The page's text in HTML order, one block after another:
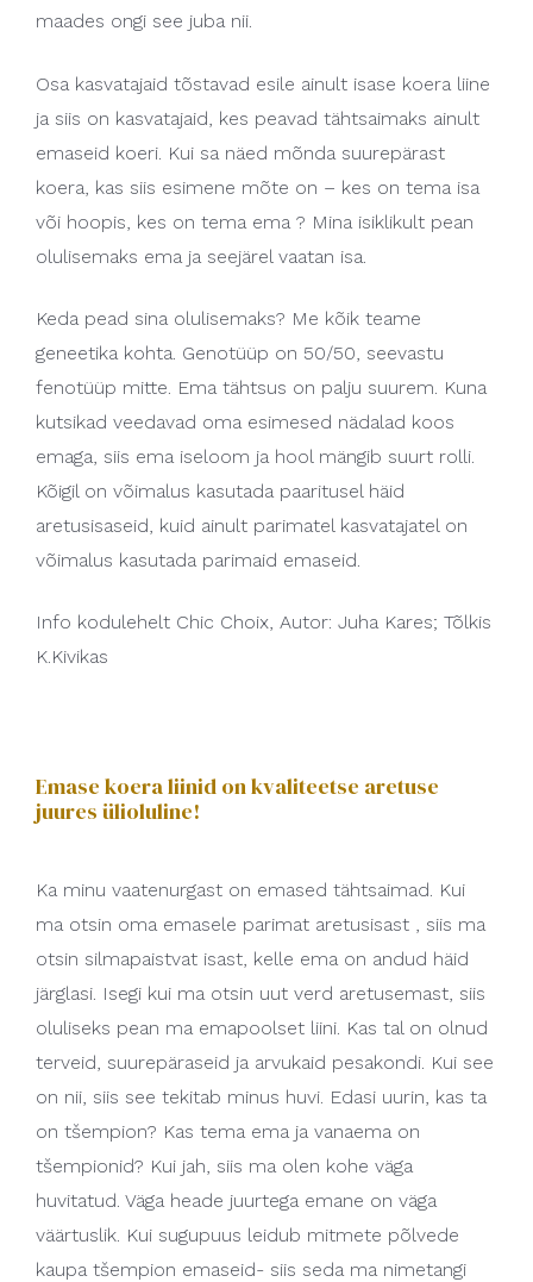
maades ongi see juba nii.
Osa kasvatajaid tõstavad esile ainult isase koera liine
ja siis on kasvatajaid, kes peavad tähtsaimaks ainult
emaseid koeri. Kui sa näed mõnda suurepärast
koera, kas siis esimene mõte on – kes on tema isa
või hoopis, kes on tema ema ? Mina isiklikult pean
olulisemaks ema ja seejärel vaatan isa.
Keda pead sina olulisemaks? Me kõik teame
geneetika kohta. Genotüüp on 50/50, seevastu
fenotüüp mitte. Ema tähtsus on palju suurem. Kuna
kutsikad veedavad oma esimesed nädalad koos
emaga, siis ema iseloom ja hool mängib suurt rolli.
Kõigil on võimalus kasutada paaritusel häid
aretusisaseid, kuid ainult parimatel kasvatajatel on
võimalus kasutada parimaid emaseid.
Info kodulehelt Chic Choix, Autor: Juha Kares; Tõlkis
K.Kivikas
Emase koera liinid on kvaliteetse aretuse
juures ülioluline!
Ka minu vaatenurgast on emased tähtsaimad. Kui
ma otsin oma emasele parimat aretusisast , siis ma
otsin silmapaistvat isast, kelle ema on andud häid
järglasi. Isegi kui ma otsin uut verd aretusemast, siis
oluliseks pean ma emapoolset liini. Kas tal on olnud
terveid, suurepäraseid ja arvukaid pesakondi. Kui see
on nii, siis see tekitab minus huvi. Edasi uurin, kas ta
on tšempion? Kas tema ema ja vanaema on
tšempionid? Kui jah, siis ma olen kohe väga
huvitatud. Väga heade juurtega emane on väga
väärtuslik. Kui sugupuus leidub mitmete põlvede
kaupa tšempion emaseid- siis seda ma nimetangi